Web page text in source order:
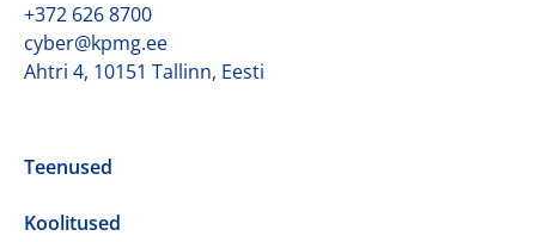
+372 626 8700
cyber@kpmg.ee
Ahtri 4, 10151 Tallinn, Eesti
Teenused
Koolitused